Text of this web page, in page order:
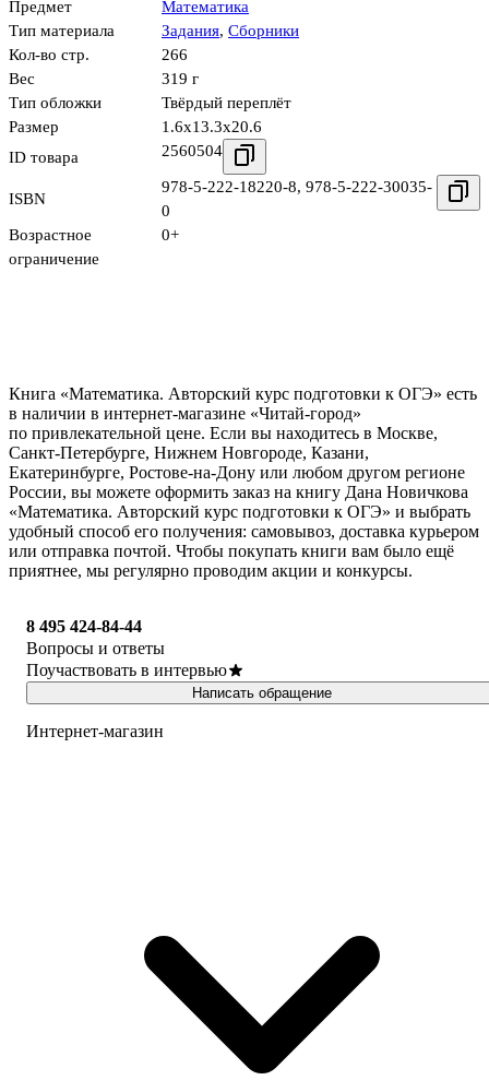
Предмет
Математика
Тип материала
Задания, Сборники
Кол-во стр.
266
Вес
319 г
Тип обложки
Твёрдый переплёт
Размер
1.6x13.3x20.6
ID товара
2560504
ISBN
978-5-222-18220-8, 978-5-222-30035-
0
Возрастное
ограничение
0+
Книга «Математика. Авторский курс подготовки к ОГЭ» есть
в наличии в интернет-магазине «Читай-город»
по привлекательной цене. Если вы находитесь в Москве,
Санкт-Петербурге, Нижнем Новгороде, Казани,
Екатеринбурге, Ростове-на-Дону или любом другом регионе
России, вы можете оформить заказ на книгу Дана Новичкова
«Математика. Авторский курс подготовки к ОГЭ» и выбрать
удобный способ его получения: самовывоз, доставка курьером
или отправка почтой. Чтобы покупать книги вам было ещё
приятнее, мы регулярно проводим акции и конкурсы.
8 495 424-84-44
Вопросы и ответы
Поучаствовать в интервью
Написать обращение
Интернет-магазин